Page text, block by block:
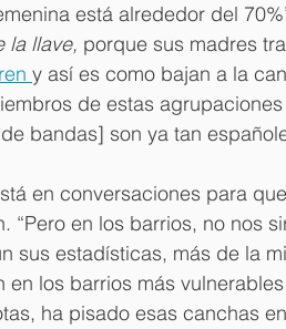
está alrededor del
la llave, porque sus madres
y así es como bajan a la
de estas
bandas] son ya tan
en conversaciones para
“Pero en los barrios, no nos
sus estadísticas, más de la
en los barrios más
ha pisado esas canchas